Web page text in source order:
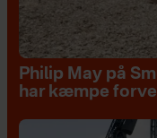
Philip May på
har kæmpe